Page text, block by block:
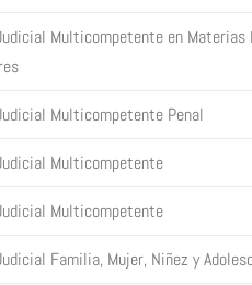
Multicompetente en Materias
Multicompetente Penal
Multicompetente
Multicompetente
Familia, Mujer, Niñez y